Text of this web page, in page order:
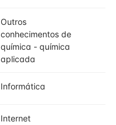
Outros
conhecimentos de
química - química
aplicada
Informática
Internet